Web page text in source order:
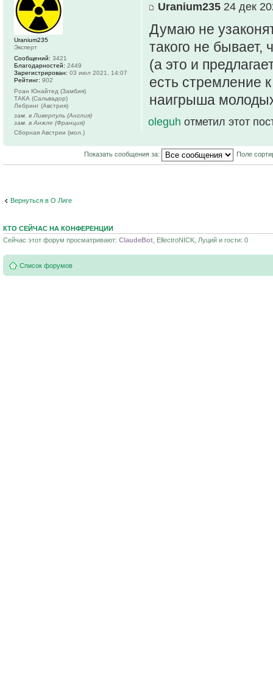
Uranium235 24 дек
Думаю не
такого не
(а это и
есть стремление
наигрыша
oleguh отметил этот
Uranium235
Эксперт
Сообщений: 3421
Благодарностей: 2449
Зарегистрирован: 03 июл 2021, 14:07
Рейтинг: 902
Роан Юнайтед (Замбия)
ТАКА (Сальвадор)
Лебринг (Австрия)
зам. в Ливерпуль (Англия)
зам. в Анжле (Франция)
Сборная Австрии (мол.)
Показать сообщения за: Поле
Вернуться в О Лиге
КТО СЕЙЧАС НА КОНФЕРЕНЦИИ
Сейчас этот форум просматривают: ClaudeBot , EllectroNICK, Луций и гости: 0
Список форумов